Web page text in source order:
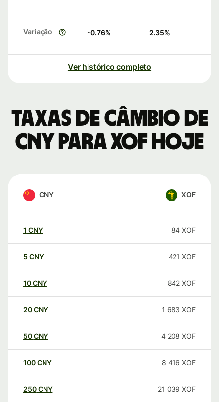
Variação -0.76% 2.35%
Ver histórico completo
Taxas de câmbio de
CNY para XOF hoje
CNY XOF
1 CNY 84 XOF
5 CNY 421 XOF
10CNY 842 XOF
20CNY 1 683 XOF
50CNY 4 208 XOF
100CNY 8 416 XOF
250CNY 21 039 XOF